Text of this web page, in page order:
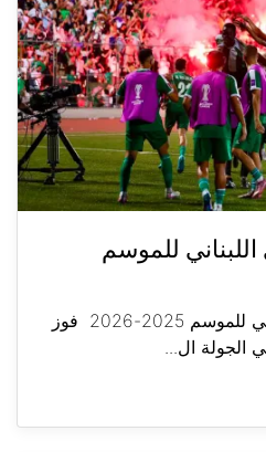
اللبناني للموسم
الأنصار بطلًا للدوري اللبناني للموسم 2025-2026 فوز